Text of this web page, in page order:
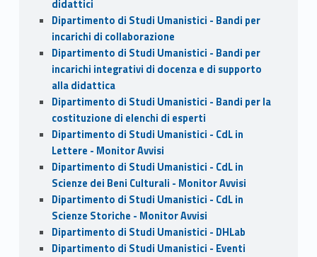
didattici
Dipartimento di Studi Umanistici - Bandi per
incarichi di collaborazione
Dipartimento di Studi Umanistici - Bandi per
incarichi integrativi di docenza e di supporto
alla didattica
Dipartimento di Studi Umanistici - Bandi per la
costituzione di elenchi di esperti
Dipartimento di Studi Umanistici - CdL in
Lettere - Monitor Avvisi
Dipartimento di Studi Umanistici - CdL in
Scienze dei Beni Culturali - Monitor Avvisi
Dipartimento di Studi Umanistici - CdL in
Scienze Storiche - Monitor Avvisi
Dipartimento di Studi Umanistici - DHLab
Dipartimento di Studi Umanistici - Eventi